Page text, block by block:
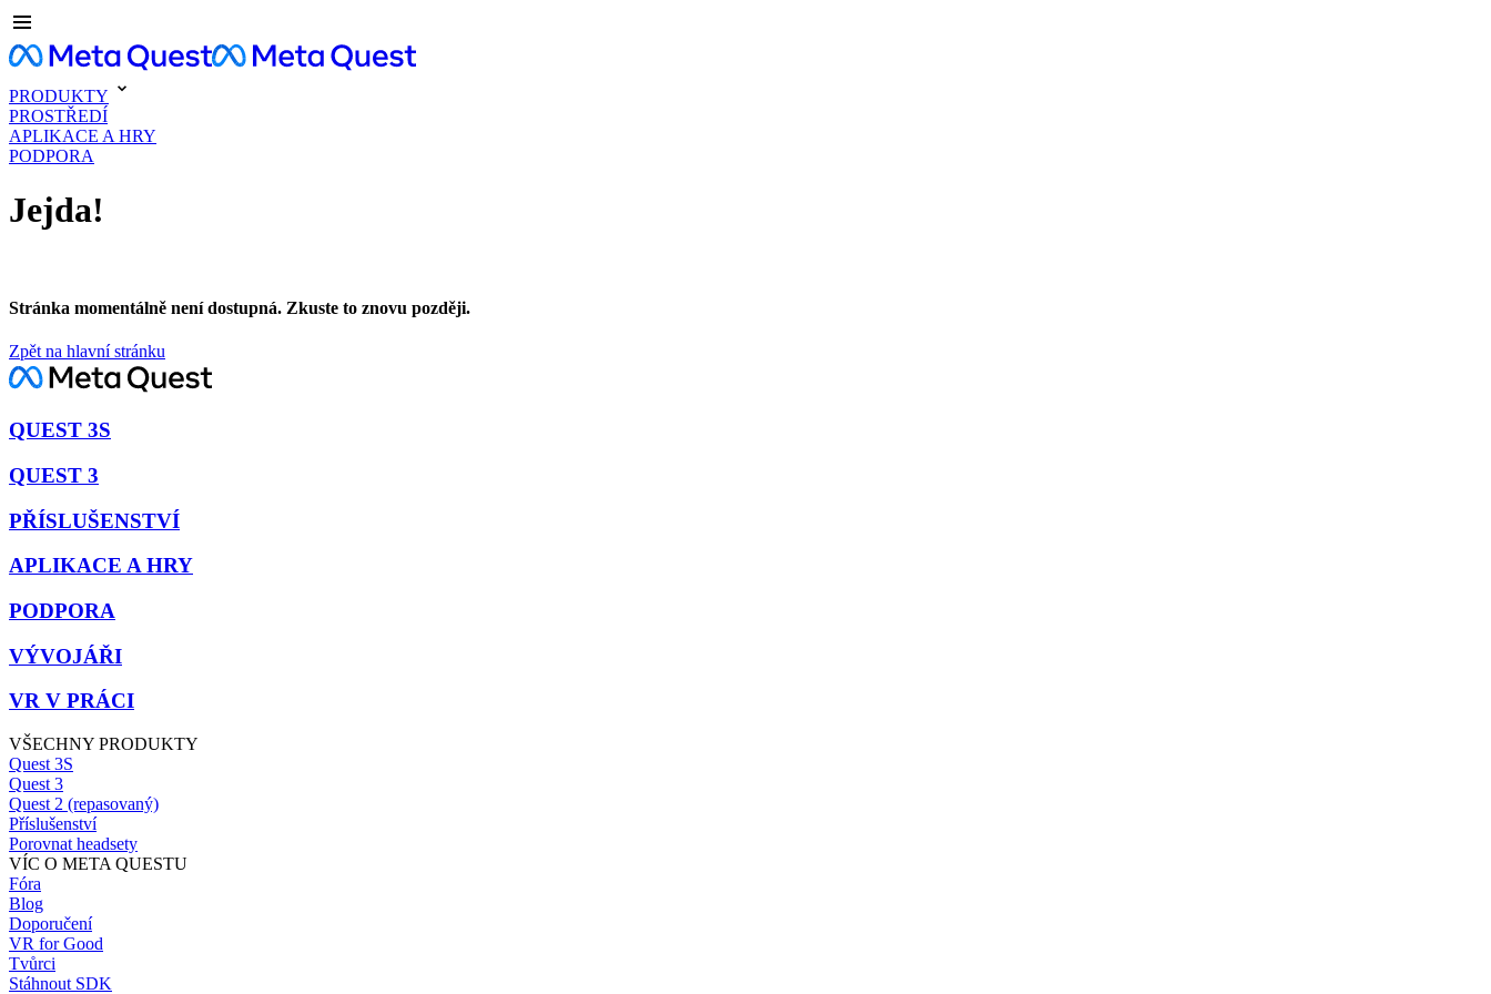
PRODUKTY
PROSTŘEDÍ
APLIKACE A HRY
PODPORA
Jejda!
Stránka momentálně není dostupná. Zkuste to znovu později.
Zpět na hlavní stránku
QUEST 3S
QUEST 3
PŘÍSLUŠENSTVÍ
APLIKACE A HRY
PODPORA
VÝVOJÁŘI
VR V PRÁCI
VŠECHNY PRODUKTY
Quest 3S
Quest 3
Quest 2 (repasovaný)
Příslušenství
Porovnat headsety
VÍC O META QUESTU
Fóra
Blog
Doporučení
VR for Good
Tvůrci
Stáhnout SDK